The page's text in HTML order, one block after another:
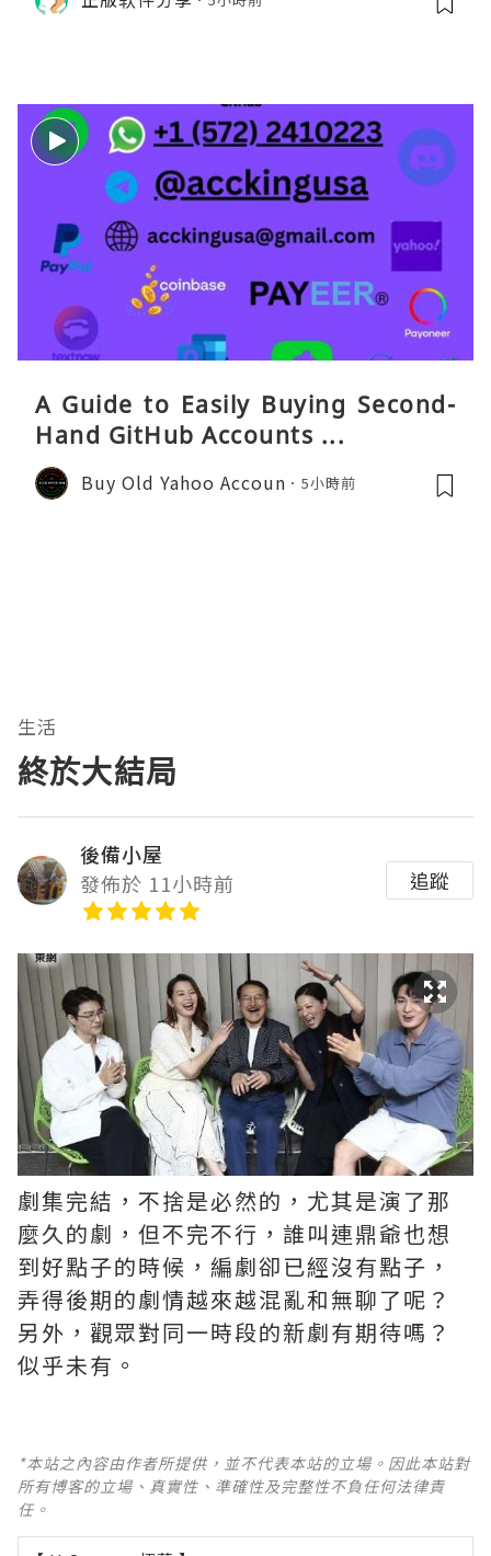
打车、外卖、客户联络）：优先 Redt
A Guide to Easily Buying Second-
Hand GitHub Accounts ...
Buy Old Yahoo Accoun 5小時前
生活
終於大結局
後備小屋
發佈於 11小時前
追蹤
劇集完結，不捨是必然的，尤其是演了那
麼久的劇，但不完不行，誰叫連鼎爺也想
到好點子的時候，編劇卻已經沒有點子，
弄得後期的劇情越來越混亂和無聊了呢？ ​​​
另外，觀眾對同一時段的新劇有期待嗎？
似乎未有。
*本站之內容由作者所提供，並不代表本站的立場。因此本站對
所有博客的立場、真實性、準確性及完整性不負任何法律責
任。